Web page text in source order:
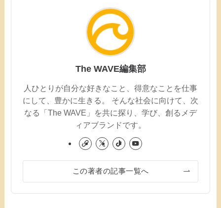
The WAVE編集部
人ひとりが自分な好きなこと、得意なことを仕事
にして、豊かに生きる。 そんな社会に向けて、次
なる「The WAVE」を共に探り、学び、創るメデ
ィアブランドです。
この著者の記事一覧へ